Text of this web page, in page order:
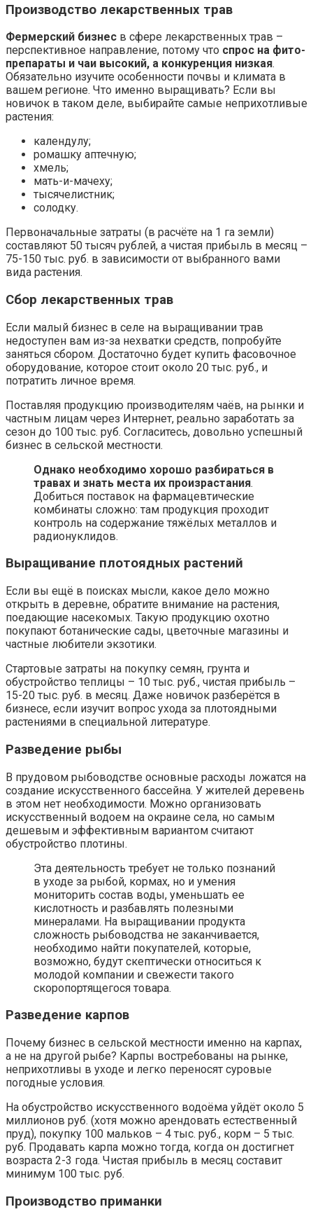
Производство лекарственных трав
Фермерский бизнес в сфере лекарственных трав –
перспективное направление, потому что спрос на фито-
препараты и чаи высокий, а конкуренция низкая.
Обязательно изучите особенности почвы и климата в
вашем регионе. Что именно выращивать? Если вы
новичок в таком деле, выбирайте самые неприхотливые
растения:
календулу;
ромашку аптечную;
хмель;
мать-и-мачеху;
тысячелистник;
солодку.
Первоначальные затраты (в расчёте на 1 га земли)
составляют 50 тысяч рублей, а чистая прибыль в месяц –
75-150 тыс. руб. в зависимости от выбранного вами
вида растения.
Сбор лекарственных трав
Если малый бизнес в селе на выращивании трав
недоступен вам из-за нехватки средств, попробуйте
заняться сбором. Достаточно будет купить фасовочное
оборудование, которое стоит около 20 тыс. руб., и
потратить личное время.
Поставляя продукцию производителям чаёв, на рынки и
частным лицам через Интернет, реально заработать за
сезон до 100 тыс. руб. Согласитесь, довольно успешный
бизнес в сельской местности.
Однако необходимо хорошо разбираться в
травах и знать места их произрастания.
Добиться поставок на фармацевтические
комбинаты сложно: там продукция проходит
контроль на содержание тяжёлых металлов и
радионуклидов.
Выращивание плотоядных растений
Если вы ещё в поисках мысли, какое дело можно
открыть в деревне, обратите внимание на растения,
поедающие насекомых. Такую продукцию охотно
покупают ботанические сады, цветочные магазины и
частные любители экзотики.
Стартовые затраты на покупку семян, грунта и
обустройство теплицы – 10 тыс. руб., чистая прибыль –
15-20 тыс. руб. в месяц. Даже новичок разберётся в
бизнесе, если изучит вопрос ухода за плотоядными
растениями в специальной литературе.
Разведение рыбы
В прудовом рыбоводстве основные расходы ложатся на
создание искусственного бассейна. У жителей деревень
в этом нет необходимости. Можно организовать
искусственный водоем на окраине села, но самым
дешевым и эффективным вариантом считают
обустройство плотины.
Эта деятельность требует не только познаний
в уходе за рыбой, кормах, но и умения
мониторить состав воды, уменьшать ее
кислотность и разбавлять полезными
минералами. На выращивании продукта
сложность рыбоводства не заканчивается,
необходимо найти покупателей, которые,
возможно, будут скептически относиться к
молодой компании и свежести такого
скоропортящегося товара.
Разведение карпов
Почему бизнес в сельской местности именно на карпах,
а не на другой рыбе? Карпы востребованы на рынке,
неприхотливы в уходе и легко переносят суровые
погодные условия.
На обустройство искусственного водоёма уйдёт около 5
миллионов руб. (хотя можно арендовать естественный
пруд), покупку 100 мальков – 4 тыс. руб., корм – 5 тыс.
руб. Продавать карпа можно тогда, когда он достигнет
возраста 2-3 года. Чистая прибыль в месяц составит
минимум 100 тыс. руб.
Производство приманки